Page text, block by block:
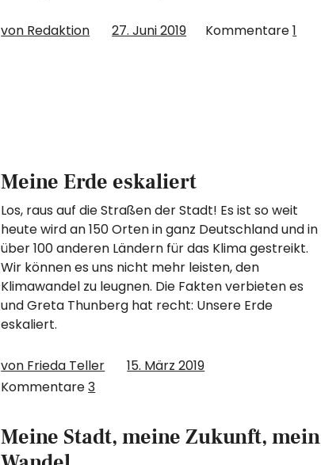
von Redaktion 27. Juni 2019 Kommentare1
Meine Erde eskaliert
Los, raus auf die Straßen der Stadt! Es ist so weit
heute wird an 150 Orten in ganz Deutschland und in
über 100 anderen Ländern für das Klima gestreikt.
Wir können es uns nicht mehr leisten, den
Klimawandel zu leugnen. Die Fakten verbieten es
und Greta Thunberg hat recht: Unsere Erde
eskaliert.
von Frieda Teller
15. März 2019
Kommentare3
Meine Stadt, meine Zukunft, mein